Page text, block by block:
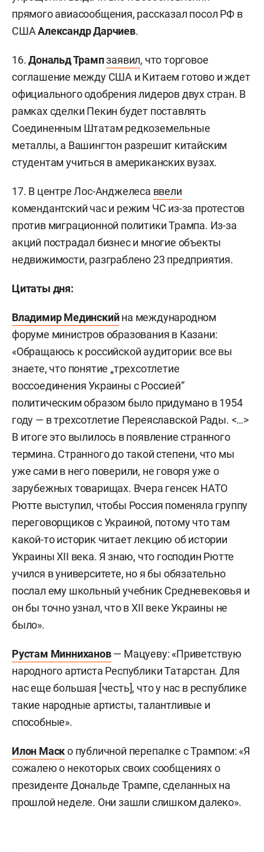
прямого авиасообщения, рассказал посол РФ в
СШААлександр Дарчиев.
16.Дональд Трампзаявил, что торговое
соглашение между США и Китаем готово и ждет
официального одобрения лидеров двух стран. В
рамках сделки Пекин будет поставлять
Соединенным Штатам редкоземельные
металлы, а Вашингтон разрешит китайским
студентам учиться в американских вузах.
17. В центре Лос-Анджелеса ввели
комендантский час и режим ЧС из-за протестов
против миграционной политики Трампа. Из-за
акций пострадал бизнес и многие объекты
недвижимости, разграблено 23 предприятия.
Цитаты дня:
Владимир Мединскийна международном
форуме министров образования в Казани:
«Обращаюсь к российской аудитории: все вы
знаете, что понятие „трехсотлетие
воссоединения Украины с Россией“
политическим образом было придумано в 1954
году — в трехсотлетие Переяславской Рады. <…>
В итоге это вылилось в появление странного
термина. Странного до такой степени, что мы
уже сами в него поверили, не говоря уже о
зарубежных товарищах. Вчера генсек НАТО
Рютте выступил, чтобы Россия поменяла группу
переговорщиков с Украиной, потому что там
какой-то историк читает лекцию об истории
Украины XII века. Я знаю, что господин Рютте
учился в университете, но я бы обязательно
послал ему школьный учебник Средневековья и
он бы точно узнал, что в XII веке Украины не
было».
Рустам Минниханов— Мацуеву: «Приветствую
народного артиста Республики Татарстан. Для
нас еще большая [честь], что у нас в республике
такие народные артисты, талантливые и
способные».
Илон Маско публичной перепалке с Трампом: «Я
сожалею о некоторых своих сообщениях о
президенте Дональде Трампе, сделанных на
прошлой неделе. Они зашли слишком далеко».